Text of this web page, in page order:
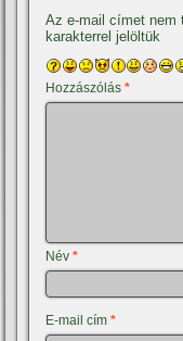
Az e-mail címet nem
karakterrel jelöltük
Hozzászólás*
Név*
E-mail cím*